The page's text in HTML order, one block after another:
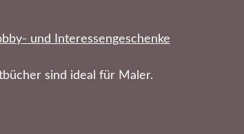
und Interessengeschenke
sind ideal für Maler.